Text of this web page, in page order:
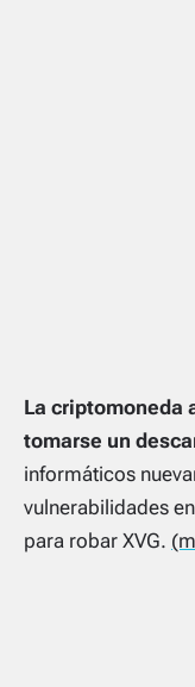
La criptomoneda
tomarse un
informáticos
vulnerabilidades
para robar XVG.